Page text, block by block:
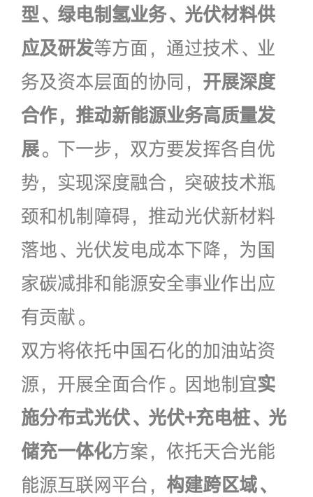
型、绿电制氢业务、光伏材料供
应及研发等方面，通过技术、业
务及资本层面的协同， 开展深度
合作，推动新能源业务高质量发
展。下一步，双方要发挥各自优
势，实现深度融合，突破技术瓶
颈和机制障碍，推动光伏新材料
落地、光伏发电成本下降，为国
家碳减排和能源安全事业作出应
有贡献。
双方将依托中国石化的加油站资
源，开展全面合作。因地制宜实
施分布式光伏、光伏+充电桩、光
储充一体化方案，依托天合光能
能源互联网平台， 构建跨区域、